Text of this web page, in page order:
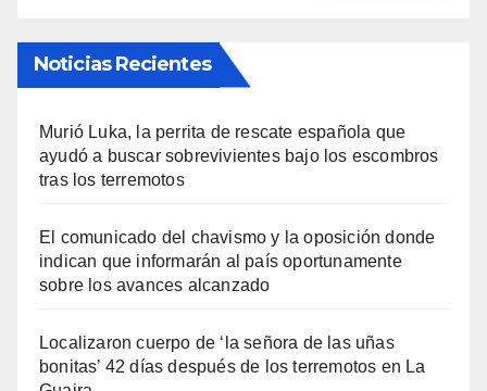
Noticias Recientes
Murió Luka, la perrita de rescate española que
ayudó a buscar sobrevivientes bajo los escombros
tras los terremotos
El comunicado del chavismo y la oposición donde
indican que informarán al país oportunamente
sobre los avances alcanzado
Localizaron cuerpo de ‘la señora de las uñas
bonitas’ 42 días después de los terremotos en La